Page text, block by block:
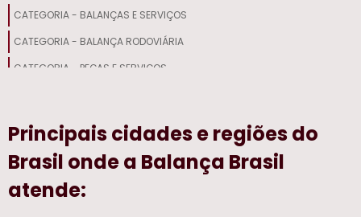
BALANCA DE PESAR BOI PRECO
EQUIPAMENTOS PARA PESAGEM
CHECADORA DE PESO
MANUTENCAO DE BALANCA DIGITAL
CATEGORIA - BALANÇAS E SERVIÇOS
CATEGORIA - BALANÇA RODOVIÁRIA
CATEGORIA - PEÇAS E SERVIÇOS
Principais cidades e regiões do
Brasil onde a Balança Brasil
atende: